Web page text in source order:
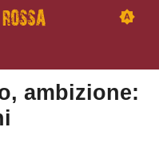
ambizione: